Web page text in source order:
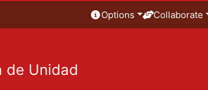
Options Collaborate
de Unidad